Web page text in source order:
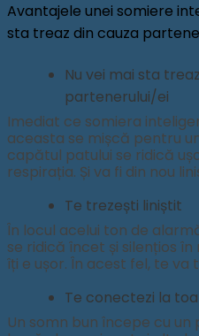
Avantajele unei somiere
sta treaz din cauza
Nu vei mai sta
partenerului/ei
Imediat ce somiera
aceasta se mișcă pentru
capătul patului se ridică
respirația. Și va fi din nou
Te trezești liniștit
În locul acelui ton de
se ridică încet și silențios
îți e ușor. În acest fel, te va
Te conectezi la
Un somn bun începe cu